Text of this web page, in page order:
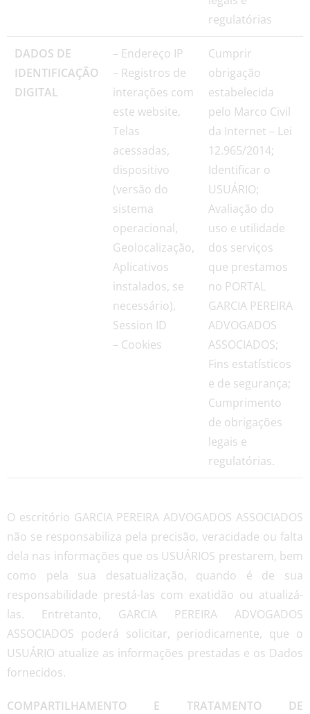
regulatórias
DADOS DE
IDENTIFICAÇÃO
DIGITAL
– Endereço IP
– Registros de
interações com
este website,
Telas
acessadas,
dispositivo
(versão do
sistema
operacional,
Geolocalização,
Aplicativos
instalados, se
necessário),
Session ID
– Cookies
Cumprir
obrigação
estabelecida
pelo Marco Civil
da Internet – Lei
12.965/2014;
Identificar o
USUÁRIO;
Avaliação do
uso e utilidade
dos serviços
que prestamos
no PORTAL
GARCIA PEREIRA
ADVOGADOS
ASSOCIADOS;
Fins estatísticos
e de segurança;
Cumprimento
de obrigações
legais e
regulatórias.
O escritório GARCIA PEREIRA ADVOGADOS ASSOCIADOS
não se responsabiliza pela precisão, veracidade ou falta
dela nas informações que os USUÁRIOS prestarem, bem
como pela sua desatualização, quando é de sua
responsabilidade prestá-las com exatidão ou atualizá-
las. Entretanto, GARCIA PEREIRA ADVOGADOS
ASSOCIADOS poderá solicitar, periodicamente, que o
USUÁRIO atualize as informações prestadas e os Dados
fornecidos.
COMPARTILHAMENTO E TRATAMENTO DE